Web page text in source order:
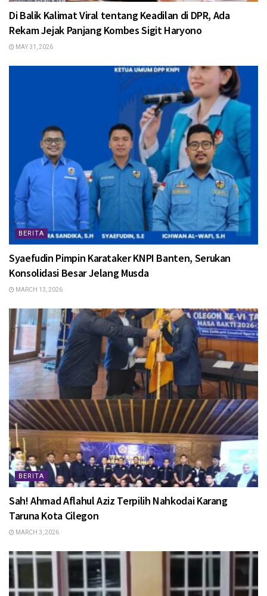
Di Balik Kalimat Viral tentang Keadilan di DPR, Ada
Rekam Jejak Panjang Kombes Sigit Haryono
MAY 31, 2026
BERITA
Syaefudin Pimpin Karataker KNPI Banten, Serukan
Konsolidasi Besar Jelang Musda
MARCH 13, 2026
BERITA
Sah! Ahmad Aflahul Aziz Terpilih Nahkodai Karang
Taruna Kota Cilegon
MARCH 3, 2026